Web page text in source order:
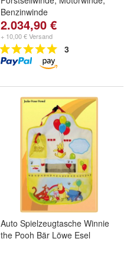
Benzinwinde
2.034,90 €
+ 10,00 € Versand
3
Auto Spielzeugtasche Winnie
the Pooh Bär Löwe Esel